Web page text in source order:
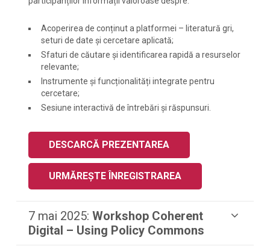
Acoperirea de conținut a platformei – literatură gri,
seturi de date și cercetare aplicată;
Sfaturi de căutare și identificarea rapidă a resurselor
relevante;
Instrumente și funcționalități integrate pentru
cercetare;
Sesiune interactivă de întrebări și răspunsuri.
DESCARCĂ PREZENTAREA
URMĂREȘTE ÎNREGISTRAREA
7 mai 2025: Workshop Coherent
Digital – Using Policy Commons